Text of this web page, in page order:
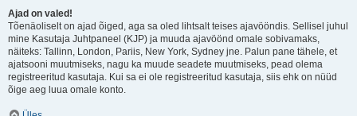
Ajad on valed!
Tõenäoliselt on ajad õiged, aga sa oled lihtsalt teises ajavööndis. Sellisel juhul
mine Kasutaja Juhtpaneel (KJP) ja muuda ajavöönd omale sobivamaks,
näiteks: Tallinn, London, Pariis, New York, Sydney jne. Palun pane tähele, et
ajatsooni muutmiseks, nagu ka muude seadete muutmiseks, pead olema
registreeritud kasutaja. Kui sa ei ole registreeritud kasutaja, siis ehk on nüüd
õige aeg luua omale konto.